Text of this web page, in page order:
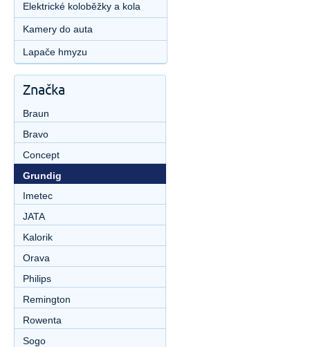
Elektrické koloběžky a kola
Kamery do auta
Lapače hmyzu
Značka
Braun
Bravo
Concept
Grundig
Imetec
JATA
Kalorik
Orava
Philips
Remington
Rowenta
Sogo